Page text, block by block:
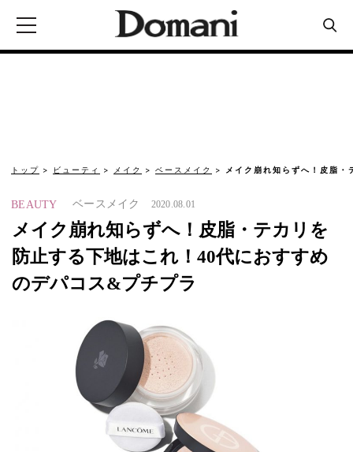
トップ ビューティ メイク ベースメイク メイク崩れ知らずへ！皮脂
BEAUTY ベースメイク 2020.08.01
メイク崩れ知らずへ！皮脂・テカリを
防止する下地はこれ！40代におすすめ
のデパコス&プチプラ